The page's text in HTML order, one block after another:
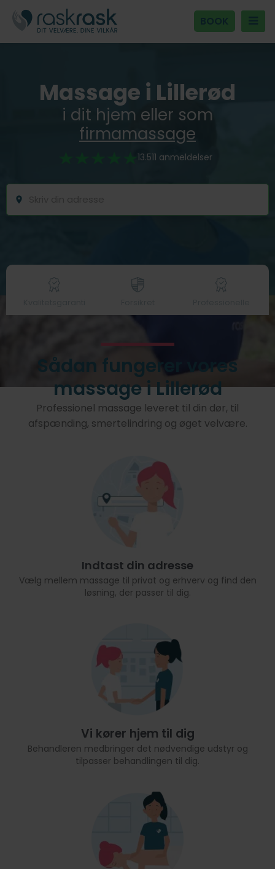
BOOK
Massage i Lillerød
i dit hjem eller som
firmamassage
13.511 anmeldelser
Sådan fungerer vores
massage i Lillerød
Professionel massage leveret til din dør, til
afspænding, smertelindring og øget velvære.
Indtast din adresse
Vælg mellem massage til privat og erhverv og find den
løsning, der passer til dig.
Vi kører hjem til dig
Behandleren medbringer det nødvendige udstyr og
tilpasser behandlingen til dig.